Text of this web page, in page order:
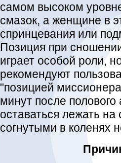
самом высоком
смазок, а женщине в
спринцевания или
Позиция при
играет особой роли,
рекомендуют
"позицией
минут после
оставаться лежать
согнутыми в коленях